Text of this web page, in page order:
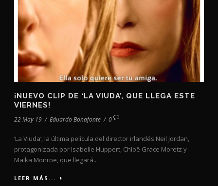
¡NUEVO CLIP DE ‘LA VIUDA’, QUE LLEGA ESTE
VIERNES!
22 May 19 / Eduardo Bonafonte / 0
‘La Viuda’, la última película del director irlandés Neil Jordan,
protagonizada por Isabelle Huppert, Chloë Grace Moretz y
Maika Monroe, que llegará...
LEER MÁS...